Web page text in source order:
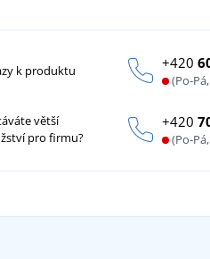
k produktu +420
(Po-
větší
pro firmu?
+420
(Po-